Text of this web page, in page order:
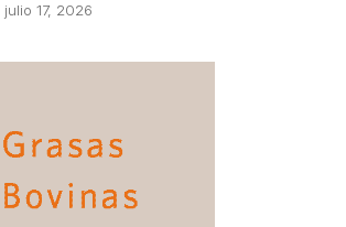
julio 17, 2026